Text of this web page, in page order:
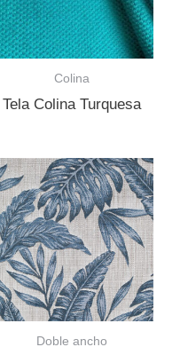
Colina
Tela Colina Turquesa
Doble ancho